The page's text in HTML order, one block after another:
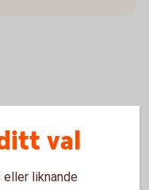
val
eller liknande